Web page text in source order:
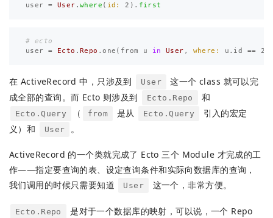
user
= User .where ( id: 2 ). first
# ecto
user
= Ecto . Repo .one ( from u in User , where: u . id == 2
在 ActiveRecord 中，只涉及到 User
这一个 class 就可以完
成全部的查询。而 Ecto 则涉及到
Ecto.Repo 和
Ecto.Query （ from 是从 Ecto.Query
引入的宏定
义）和
User 。
ActiveRecord 的一个类就完成了 Ecto 三个 Module 才完成的工
作——指定要查询的表、设定查询条件和实际向数据库的查询，
我们调用的时候只需要知道
User 这一个，非常方便。
Ecto.Repo 是对于一个数据库的映射，可以说，一个 Repo